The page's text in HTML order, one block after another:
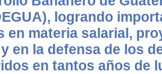
logrando
en materia salarial,
en la defensa de los
en tantos años de